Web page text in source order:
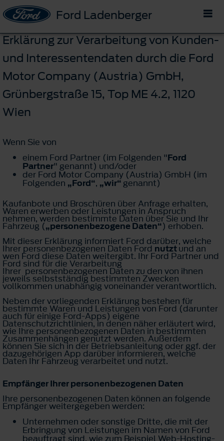
Ford Ladenberger
Erklärung zur Verarbeitung von Kunden-
und Interessentendaten durch die Ford
Motor Company (Austria) GmbH,
Grünbergstraße 15, Top ME 4.2, 1120
Wien
Wenn Sie von
einem Ford Partner (im Folgenden "Ford
Partner" genannt) und/oder
der Ford Motor Company (Austria) GmbH (im
Folgenden „Ford“, „wir“genannt)
Kaufanbote und Broschüren über Anfrage erhalten,
Waren erwerben oder Leistungen in Anspruch
nehmen, werden bestimmte Daten über Sie und Ihr
Fahrzeug („personenbezogene Daten“) erhoben.
Mit dieser Erklärung informiert Ford darüber, welche
Ihrer personenbezogenen Daten Ford nutztund an
wen Ford diese Daten weitergibt. Ihr Ford Partner und
Ford sind für die Verarbeitung
Ihrer personenbezogenen Daten zu den von ihnen
jeweils selbstständig bestimmten Zwecken
vollkommen unabhängig voneinander verantwortlich.
Neben der vorliegenden Erklärung bestehen für
bestimmte Waren und Leistungen von Ford (darunter
auch für einige Ford-Apps) eigene
Datenschutzrichtlinien, in denen näher erläutert wird,
wie Ihre personenbezogenen Daten in bestimmten
Zusammenhängen genutzt werden. Außerdem
können Sie sich in der Betriebsanleitung oder ggf. der
dazugehörigen App darüber informieren, welche
Daten Ihr Fahrzeug verarbeitet und nutzt.
Empfänger Ihrer personenbezogenen Daten
Ihre personenbezogenen Daten können an folgende
Empfänger weitergegeben werden:
Unternehmen oder sonstige Dritte, die mit der
Erbringung von Leistungen im Namen von Ford
beauftragt sind, wie zum Beispiel Web-Hosting-